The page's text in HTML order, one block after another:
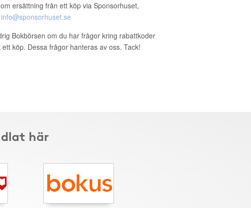
ersättning från ett köp via Sponsorhuset,
info@sponsorhuset.se
Bokbörsen om du har frågor kring rabattkoder
köp. Dessa frågor hanteras av oss. Tack!
här